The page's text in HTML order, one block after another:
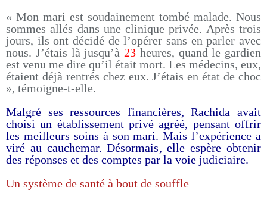
« Mon mari est soudainement tombé malade. Nous
sommes allés dans une clinique privée. Après trois
jours, ils ont décidé de l’opérer sans en parler avec
nous. J’étais là jusqu’à 23 heures, quand le gardien
est venu me dire qu’il était mort. Les médecins, eux,
étaient déjà rentrés chez eux. J’étais en état de choc
», témoigne-t-elle.
Malgré ses ressources financières, Rachida avait
choisi un établissement privé agréé, pensant offrir
les meilleurs soins à son mari. Mais l’expérience a
viré au cauchemar. Désormais, elle espère obtenir
des réponses et des comptes par la voie judiciaire.
Un système de santé à bout de souffle